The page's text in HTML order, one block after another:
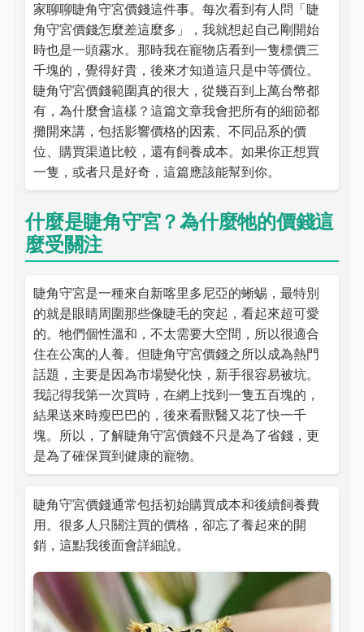
家聊聊睫角守宮價錢這件事。每次看到有人問「睫
角守宮價錢怎麼差這麼多」，我就想起自己剛開始
時也是一頭霧水。那時我在寵物店看到一隻標價三
千塊的，覺得好貴，後來才知道這只是中等價位。
睫角守宮價錢範圍真的很大，從幾百到上萬台幣都
有，為什麼會這樣？這篇文章我會把所有的細節都
攤開來講，包括影響價格的因素、不同品系的價
位、購買渠道比較，還有飼養成本。如果你正想買
一隻，或者只是好奇，這篇應該能幫到你。
什麼是睫角守宮？為什麼牠的價錢這
麼受關注
睫角守宮是一種來自新喀里多尼亞的蜥蜴，最特別
的就是眼睛周圍那些像睫毛的突起，看起來超可愛
的。牠們個性溫和，不太需要大空間，所以很適合
住在公寓的人養。但睫角守宮價錢之所以成為熱門
話題，主要是因為市場變化快，新手很容易被坑。
我記得我第一次買時，在網上找到一隻五百塊的，
結果送來時瘦巴巴的，後來看獸醫又花了快一千
塊。所以，了解睫角守宮價錢不只是為了省錢，更
是為了確保買到健康的寵物。
睫角守宮價錢通常包括初始購買成本和後續飼養費
用。很多人只關注買的價格，卻忘了養起來的開
銷，這點我後面會詳細說。